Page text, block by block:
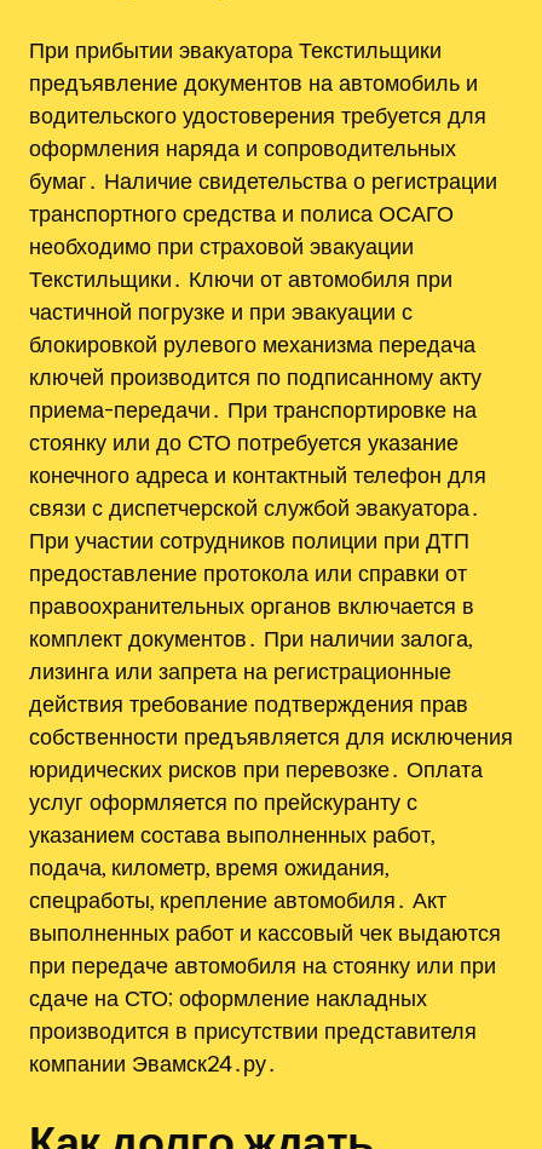
При прибытии эвакуатора Текстильщики
предъявление документов на автомобиль и
водительского удостоверения требуется для
оформления наряда и сопроводительных
бумаг․ Наличие свидетельства о регистрации
транспортного средства и полиса ОСАГО
необходимо при страховой эвакуации
Текстильщики․ Ключи от автомобиля при
частичной погрузке и при эвакуации с
блокировкой рулевого механизма передача
ключей производится по подписанному акту
приема-передачи․ При транспортировке на
стоянку или до СТО потребуется указание
конечного адреса и контактный телефон для
связи с диспетчерской службой эвакуатора․
При участии сотрудников полиции при ДТП
предоставление протокола или справки от
правоохранительных органов включается в
комплект документов․ При наличии залога,
лизинга или запрета на регистрационные
действия требование подтверждения прав
собственности предъявляется для исключения
юридических рисков при перевозке․ Оплата
услуг оформляется по прейскуранту с
указанием состава выполненных работ,
подача, километр, время ожидания,
спецработы, крепление автомобиля․ Акт
выполненных работ и кассовый чек выдаются
при передаче автомобиля на стоянку или при
сдаче на СТО; оформление накладных
производится в присутствии представителя
компании Эвамск24․ру․